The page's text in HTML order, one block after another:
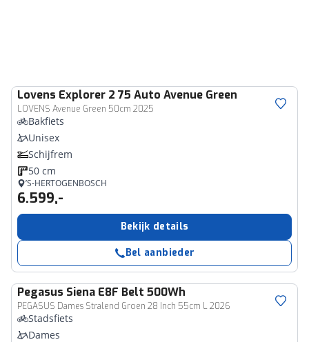
Lovens Explorer 2 75 Auto Avenue Green
LOVENS Avenue Green 50cm 2025
Bakfiets
Unisex
Schijfrem
50 cm
’S-HERTOGENBOSCH
6.599,-
Bekijk details
Bel aanbieder
Pegasus Siena E8F Belt 500Wh
PEGASUS Dames Stralend Groen 28 Inch 55cm L 2026
Stadsfiets
Dames